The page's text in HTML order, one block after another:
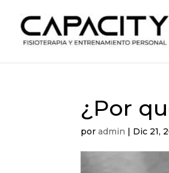
¿Por
poradmin | Dic 21,